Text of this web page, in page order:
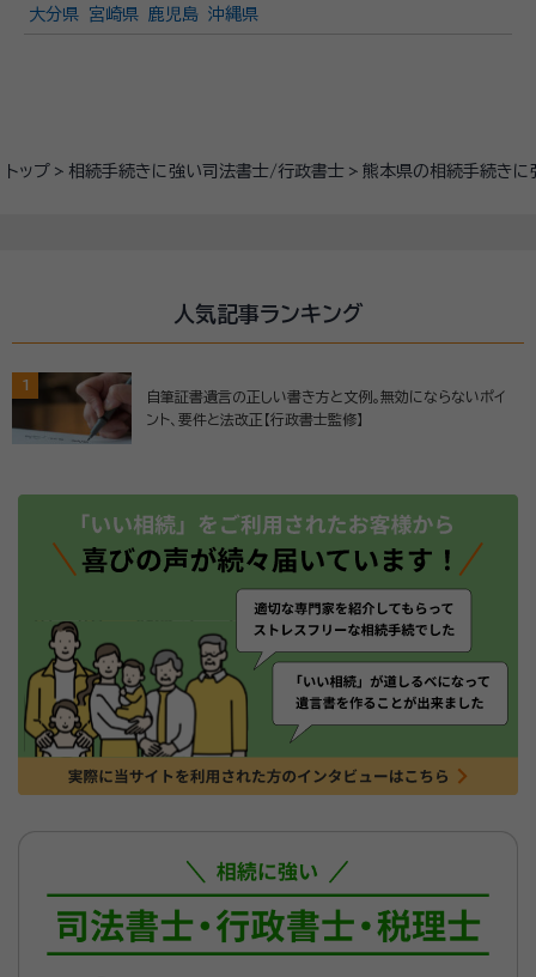
トップ 相続手続きに強い司法書士/行政書士 熊本県の相続手続き
大分県
宮崎県 鹿児島 沖縄県
人気記事ランキング
1
自筆証書遺言の正しい書き方と文例。無効にならないポイ
ント、要件と法改正【行政書士監修】